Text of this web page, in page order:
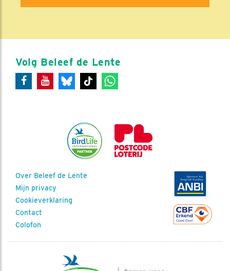
Volg Beleef de Lente
Over Beleef de Lente
Mijn privacy
Cookieverklaring
Contact
Colofon